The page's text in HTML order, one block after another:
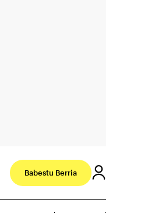
Babestu Berria